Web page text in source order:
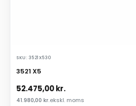
SKU: 3521X530
3521 X5
52.475,00kr.
41.980,00 kr.ekskl. moms